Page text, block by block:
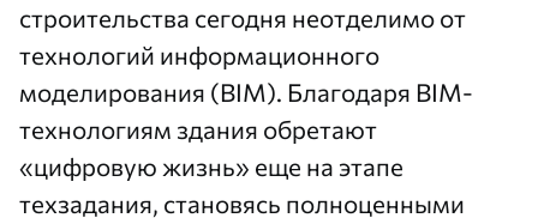
строительства сегодня неотделимо от
технологий информационного
моделирования (BIM). Благодаря BIM-
технологиям здания обретают
«цифровую жизнь» еще на этапе
техзадания, становясь полноценными